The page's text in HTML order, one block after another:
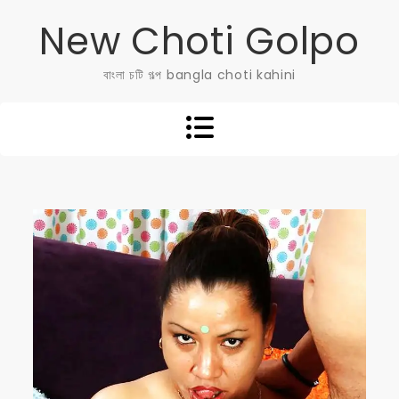
New Choti Golpo
বাংলা চটি গল্প bangla choti kahini